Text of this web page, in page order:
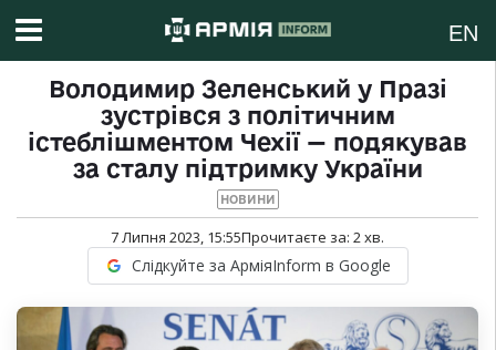
EN
Володимир Зеленський у Празі
зустрівся з політичним
істеблішментом Чехії — подякував
за сталу підтримку України
НОВИНИ
7 Липня 2023, 15:55Прочитаєте за: 2хв.
Слідкуйте за АрміяInform в Google